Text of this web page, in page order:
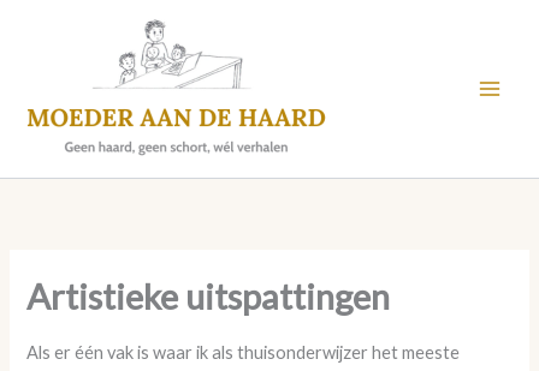
Artistieke uitspattingen
Als er één vak is waar ik als thuisonderwijzer het meeste